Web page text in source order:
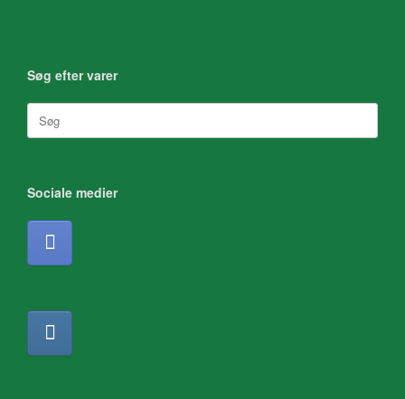
Søg efter varer
efter:
Sociale medier